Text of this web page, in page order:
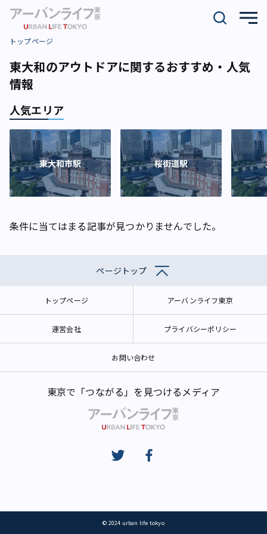
トップページ
東大和のアウトドアに関するおすすめ・人気
情報
人気エリア
東大和市駅 桜街道駅
条件に当てはまる記事が見つかりませんでした。
ページトップ
トップページ アーバンライフ東京
運営会社 プライバシーポリシー
お問い合わせ
東京で「つながる」を見つけるメディア
© 2024 urban life tokyo